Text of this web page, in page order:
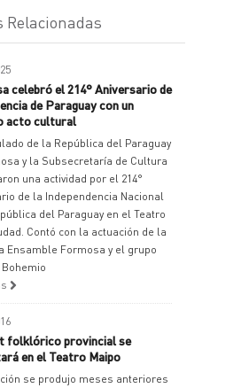
Relacionadas
celebró el 214° Aniversario de
de Paraguay con un
acto cultural
de la República del Paraguay
y la Subsecretaría de Cultura
una actividad por el 214°
de la Independencia Nacional
del Paraguay en el Teatro
Contó con la actuación de la
Ensamble Formosa y el grupo
folklórico provincial se
en el Teatro Maipo
se produjo meses anteriores